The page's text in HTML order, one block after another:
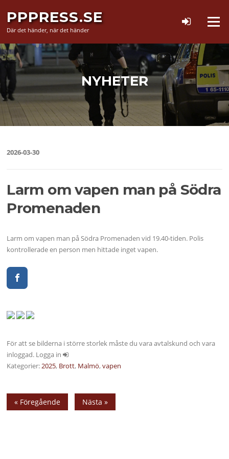
innehåll
PPPRESS.SE
Där det händer, när det händer
Meny
NYHETER
2026-03-30
Larm om vapen man på Södra
Promenaden
Larm om vapen man på Södra Promenaden vid 19.40-tiden. Polis
kontrollerade en person men hittade inget vapen.
För att se bilderna i större storlek måste du vara avtalskund och vara
inloggad. Logga in
Kategorier:2025, Brott, Malmö,vapen
« Föregående Nästa »